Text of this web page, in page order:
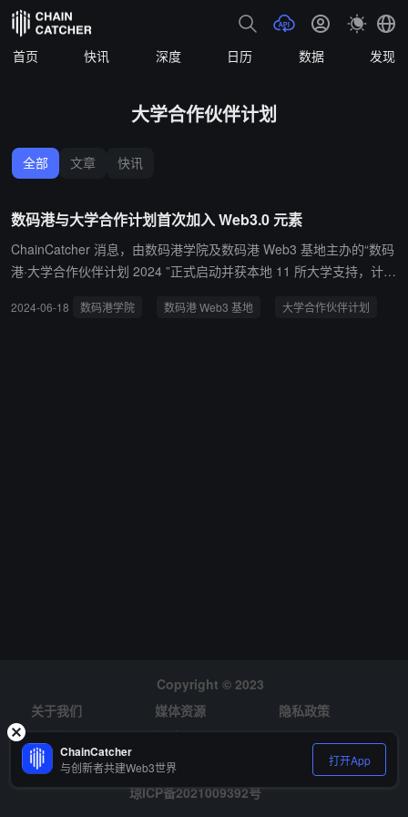
首页 快讯 深度 日历 数据 发现
大学合作伙伴计划
全部 文章 快讯
数码港与大学合作计划首次加入 Web3.0 元素
ChainCatcher 消息，由数码港学院及数码港 Web3 基地主办的“数码
港·大学合作伙伴计划 2024 ”正式启动并获本地 11 所大学支持，计划
主席陈细明表示，本届计划配合特区政府让香港发展成 Web3 .0 枢
2024-06-18 数码港学院 数码港 Web3 基地 大学合作伙伴计划
Copyright © 2023
关于我们
媒体资源
隐私政策
风险提示
招聘
琼ICP备2021009392号
ChainCatcher
与创新者共建Web3世界 打开App